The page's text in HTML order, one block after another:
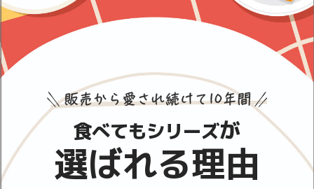
食べてもシリーズが
選ばれる理由